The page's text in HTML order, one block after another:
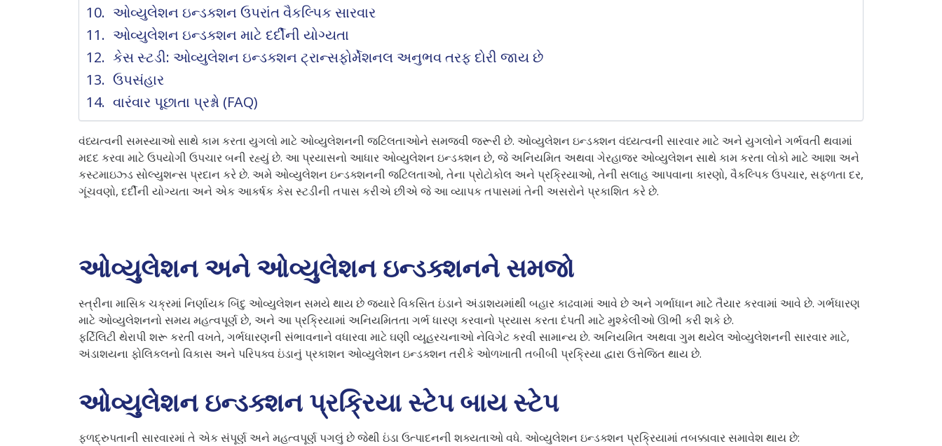
ઓવ્યુલેશન ઇન્ડક્શન ઉપરાંત વૈકલ્પિક સારવાર
ઓવ્યુલેશન ઇન્ડક્શન માટે દર્દીની યોગ્યતા
કેસ સ્ટડી: ઓવ્યુલેશન ઇન્ડક્શન ટ્રાન્સફોર્મેશનલ અનુભવ તરફ દોરી જાય છે
ઉપસંહાર
વારંવાર પૂછાતા પ્રશ્નો (FAQ)
વંધ્યત્વની સમસ્યાઓ સાથે કામ કરતા યુગલો માટે ઓવ્યુલેશનની જટિલતાઓને સમજવી જરૂરી છે. ઓવ્યુલેશન ઇન્ડક્શન વંધ્યત્વની સારવાર માટે અને યુગલોને ગર્ભવતી થવામાં
મદદ કરવા માટે ઉપયોગી ઉપચાર બની રહ્યું છે. આ પ્રયાસનો આધાર ઓવ્યુલેશન ઇન્ડક્શન છે, જે અનિયમિત અથવા ગેરહાજર ઓવ્યુલેશન સાથે કામ કરતા લોકો માટે આશા અને
કસ્ટમાઇઝ્ડ સોલ્યુશન્સ પ્રદાન કરે છે. અમે ઓવ્યુલેશન ઇન્ડક્શનની જટિલતાઓ, તેના પ્રોટોકોલ અને પ્રક્રિયાઓ, તેની સલાહ આપવાના કારણો, વૈકલ્પિક ઉપચાર, સફળતા દર,
ગૂંચવણો, દર્દીની યોગ્યતા અને એક આકર્ષક કેસ સ્ટડીની તપાસ કરીએ છીએ જે આ વ્યાપક તપાસમાં તેની અસરોને પ્રકાશિત કરે છે.
ઓવ્યુલેશન અને ઓવ્યુલેશન ઇન્ડક્શનને સમજો
સ્ત્રીના માસિક ચક્રમાં નિર્ણાયક બિંદુ ઓવ્યુલેશન સમયે થાય છે જ્યારે વિકસિત ઇંડાને અંડાશયમાંથી બહાર કાઢવામાં આવે છે અને ગર્ભાધાન માટે તૈયાર કરવામાં આવે છે. ગર્ભધારણ
માટે ઓવ્યુલેશનનો સમય મહત્વપૂર્ણ છે, અને આ પ્રક્રિયામાં અનિયમિતતા ગર્ભ ધારણ કરવાનો પ્રયાસ કરતા દંપતી માટે મુશ્કેલીઓ ઊભી કરી શકે છે.
ફર્ટિલિટી થેરાપી શરૂ કરતી વખતે, ગર્ભધારણની સંભાવનાને વધારવા માટે ઘણી વ્યૂહરચનાઓ નેવિગેટ કરવી સામાન્ય છે. અનિયમિત અથવા ગુમ થયેલ ઓવ્યુલેશનની સારવાર માટે,
અંડાશયના ફોલિકલનો વિકાસ અને પરિપક્વ ઇંડાનું પ્રકાશન ઓવ્યુલેશન ઇન્ડક્શન તરીકે ઓળખાતી તબીબી પ્રક્રિયા દ્વારા ઉત્તેજિત થાય છે.
ઓવ્યુલેશન ઇન્ડક્શન પ્રક્રિયા સ્ટેપ બાય સ્ટેપ
ફળદ્રુપતાની સારવારમાં તે એક સંપૂર્ણ અને મહત્વપૂર્ણ પગલું છે જેથી ઇંડા ઉત્પાદનની શક્યતાઓ વધે. ઓવ્યુલેશન ઇન્ડક્શન પ્રક્રિયામાં તબક્કાવાર સમાવેશ થાય છે: